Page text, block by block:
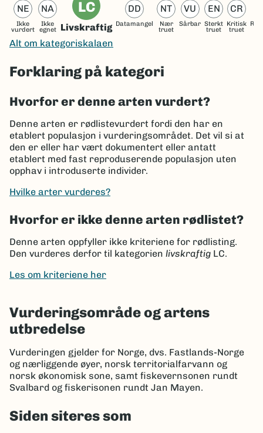
NE
Ikke
vurdert
NA
Ikke
egnet
LC
Livskraftig
DD
Datamangel
NT
Nær
truet
VU
Sårbar
EN
Sterkt
truet
CR
Kritisk
truet
Alt om kategoriskalaen
Forklaring på kategori
Hvorfor er denne arten vurdert?
Denne arten er rødlistevurdert fordi den har en
etablert populasjon i vurderingsområdet. Det vil si at
den er eller har vært dokumentert eller antatt
etablert med fast reproduserende populasjon uten
opphav i introduserte individer.
Hvilke arter vurderes?
Hvorfor er ikke denne arten rødlistet?
Denne arten oppfyller ikke kriteriene for rødlisting.
Den vurderes derfor til kategorien livskraftig LC.
Les om kriteriene her
Vurderingsområde og artens
utbredelse
Vurderingen gjelder for Norge, dvs. Fastlands-Norge
og nærliggende øyer, norsk territorialfarvann og
norsk økonomisk sone, samt fiskevernsonen rundt
Svalbard og fiskerisonen rundt Jan Mayen.
Siden siteres som